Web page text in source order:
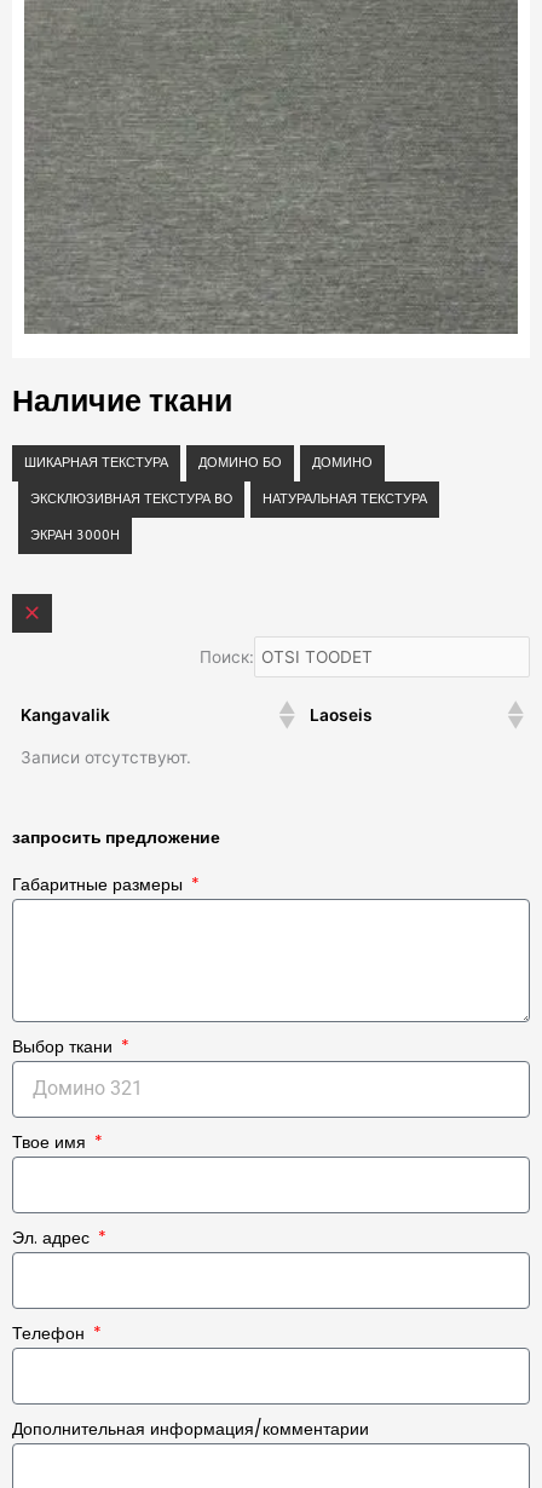
Наличие ткани
ШИКАРНАЯ ТЕКСТУРА ДОМИНО БО ДОМИНО
ЭКСКЛЮЗИВНАЯ ТЕКСТУРА BO НАТУРАЛЬНАЯ ТЕКСТУРА
ЭКРАН 3000Н
Поиск:
Kangavalik Laoseis
Записи отсутствуют.
запросить предложение
Габаритные размеры
Выбор ткани
Твое имя
Эл. адрес
Телефон
Дополнительная информация/комментарии